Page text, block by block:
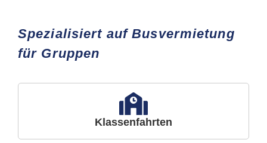
Spezialisiert auf Busvermietung
für Gruppen
Klassenfahrten